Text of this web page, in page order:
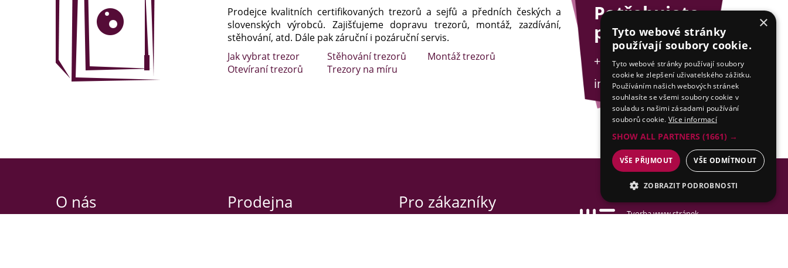
Prodejce kvalitních certifikovaných trezorů a sejfů a předních českých a
slovenských výrobců. Zajišťujeme dopravu trezorů, montáž, zazdívání,
stěhování, atd. Dále pak záruční i pozáruční servis.
Jak vybrat trezor
Stěhování trezorů
Montáž trezorů
Otevíraní trezorů
Trezory na míru
Potřebujete
poradit?
+420 775 201 001
info@esejfy.net
O nás Prodejna Pro zákazníky
Tvorba www stránek
×
Tyto webové stránky
používají soubory cookie.
Tyto webové stránky používají soubory
cookie ke zlepšení uživatelského zážitku.
Používáním našich webových stránek
souhlasíte se všemi soubory cookie v
souladu s našimi zásadami používání
souborů cookie. Více informací
SHOW ALL PARTNERS (1661) →
VŠE PŘIJMOUT VŠE ODMÍTNOUT
ZOBRAZIT PODROBNOSTI